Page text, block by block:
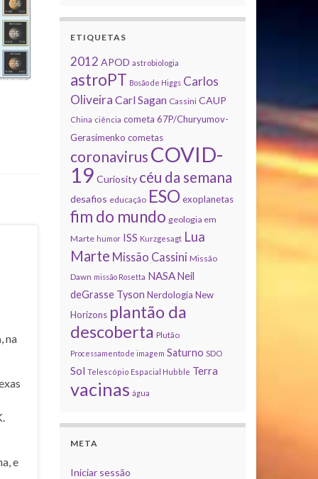
, na
e
ETIQUETAS
2012 APOD astrobiologia
astroPT Bosão de Higgs Carlos
Oliveira Carl Sagan Cassini CAUP
China ciência cometa 67P/Churyumov-
Gerasimenko cometas
coronavirus COVID-
19 Curiosity céu da semana
desafios educação ESO exoplanetas
fim do mundo geologia em
Marte humor ISS Kurzgesagt Lua
Marte Missão Cassini Missão
Dawn missão Rosetta NASA Neil
deGrasse Tyson Nerdologia New
Horizons plantão da
descoberta Plutão
Processamento de imagem Saturno SDO
Sol Telescópio Espacial Hubble Terra
vacinas água
META
Iniciar sessão